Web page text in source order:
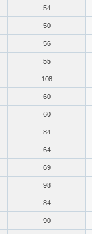
54
50
56
55
108
60
60
84
64
69
98
84
90